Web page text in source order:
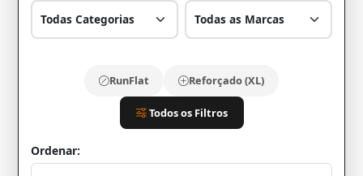
RunFlat Reforçado (XL)
Todos os Filtros
Ordenar: